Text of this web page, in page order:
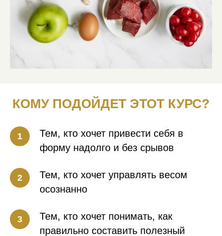
КОМУ ПОДОЙДЕТ ЭТОТ КУРС?
Тем, кто хочет привести себя в
форму надолго и без срывов
Тем, кто хочет управлять весом
осознанно
Тем, кто хочет понимать, как
правильно составить полезный